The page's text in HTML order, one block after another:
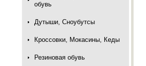
обувь
Дутыши, Сноубутсы
Кроссовки, Мокасины, Кеды
Резиновая обувь